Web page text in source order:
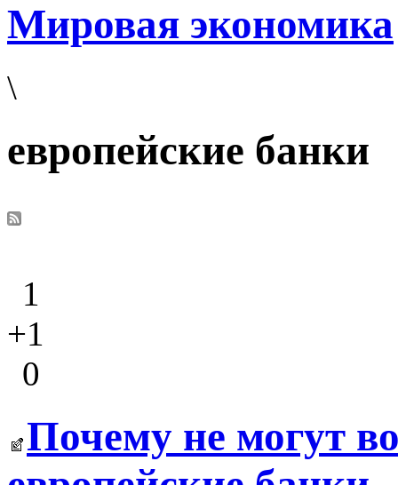
Мировая экономика
\
европейские банки
1
+1
0
Почему не могут